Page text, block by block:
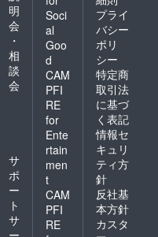
明
会
・
相
談
会
サ
ポ
ー
ト
サ
Soci
al
Goo
d
CAM
PFI
RE
for
Ente
rtain
men
t
CAM
PFI
RE
プライ
バシー
ポリ
シー
特定商
取引法
に基づ
く表記
情報セ
キュリ
ティ方
針
反社基
本方針
カスタ